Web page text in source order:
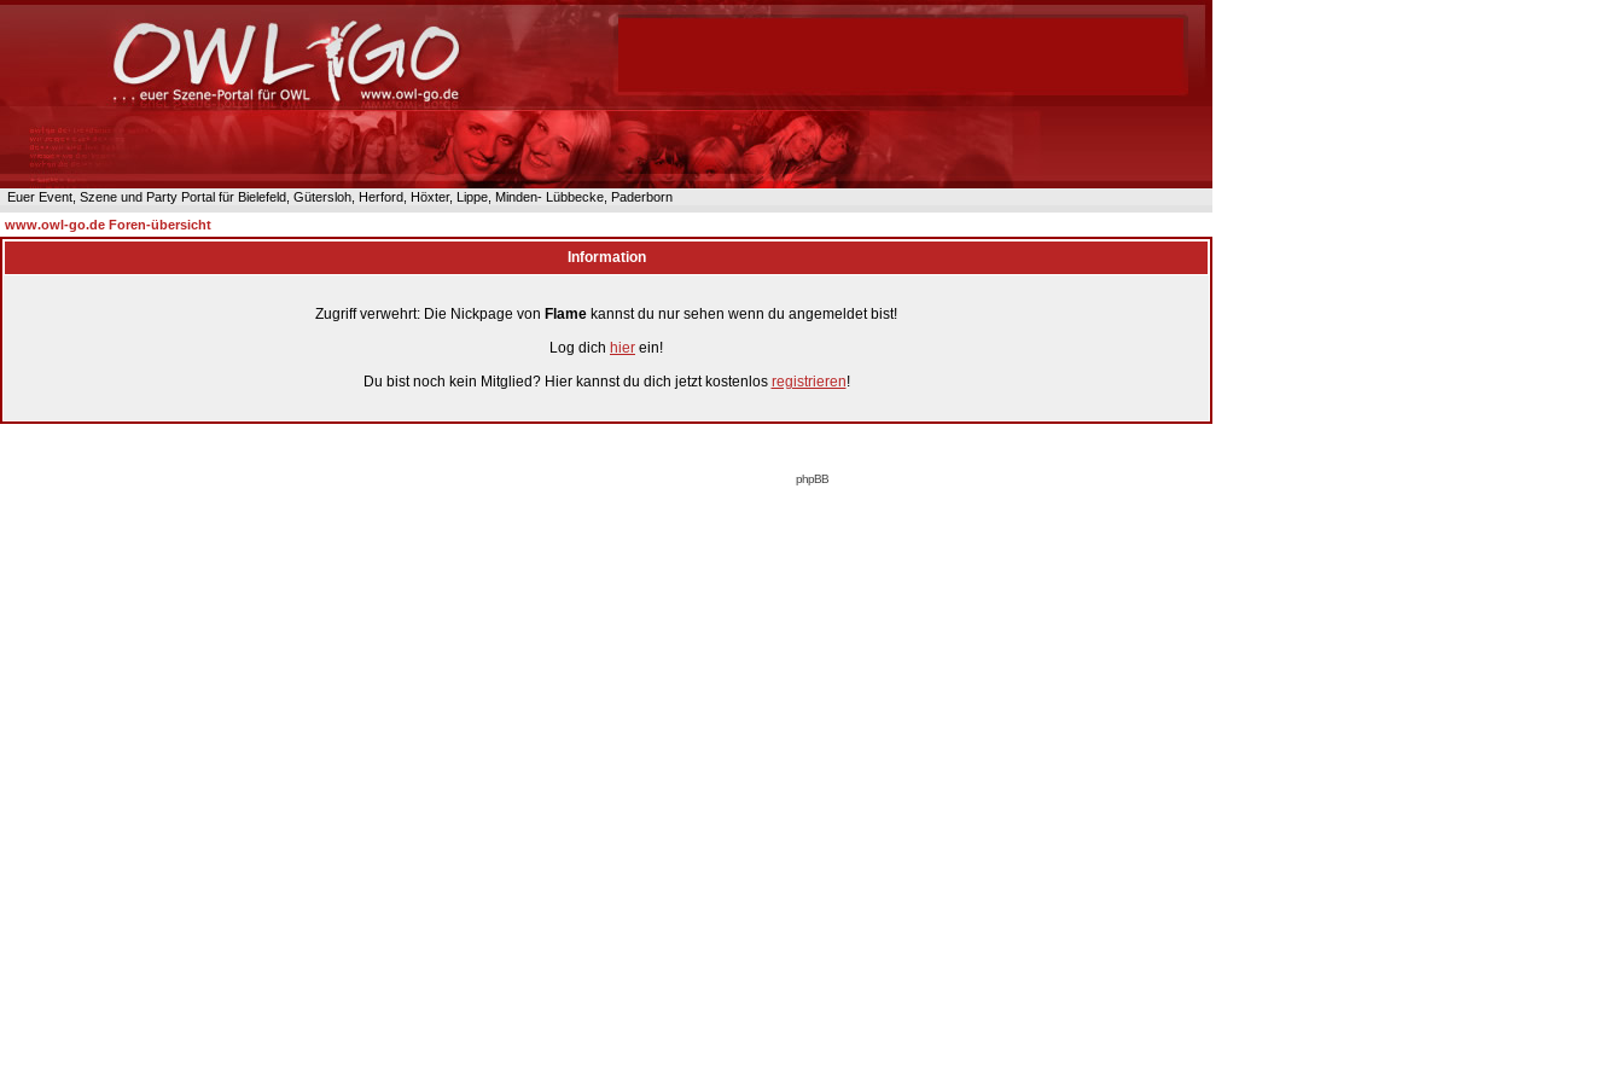
Euer Event, Szene und Party Portal für Bielefeld, Gütersloh, Herford, Höxter, Lippe, Minden- Lübbecke, Paderborn
www.owl-go.de Foren-übersicht
Information
Zugriff verwehrt: Die Nickpage von Flame kannst du nur sehen wenn du angemeldet bist!
Log dich hier ein!
Du bist noch kein Mitglied? Hier kannst du dich jetzt kostenlos registrieren!
phpBB